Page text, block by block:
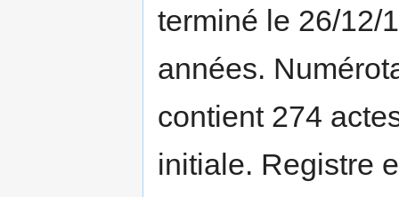
terminé le 26/12/
années.
contient 274
initiale. Registre